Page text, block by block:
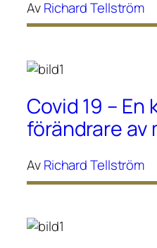
AvRichard Tellström
Covid 19 – En
förändrare av
AvRichard Tellström